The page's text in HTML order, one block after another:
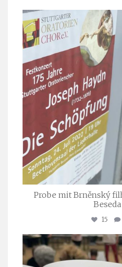
Juli 23
Probe mit Brněnský
Beseda
15
Juli 23